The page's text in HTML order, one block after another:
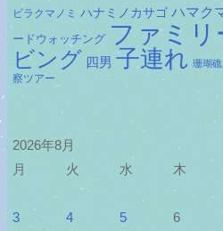
ビラクマノミ ハナミノカサゴ ハマク
ードウォッチング ファミリ
ビング 四男 子連れ 珊瑚礁
察ツアー
2026年8月
月
火 水 木
3
4 5 6